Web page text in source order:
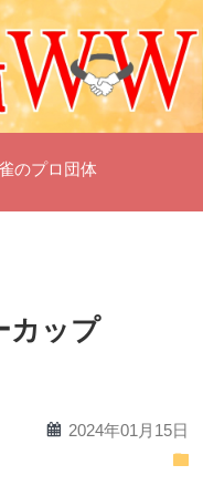
のプロ団体
カップ
calendar 2024年01月15日
folder